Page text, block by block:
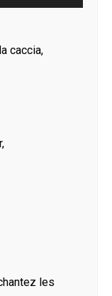
caccia,
les